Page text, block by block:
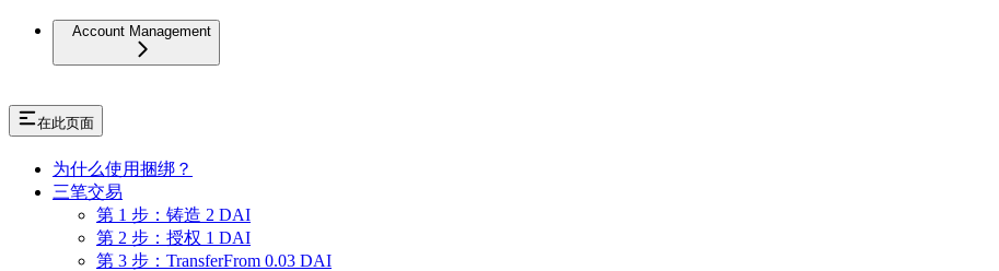
Account Management
在此页面
为什么使用捆绑？
三笔交易
第 1 步：铸造 2 DAI
第 2 步：授权 1 DAI
第 3 步：TransferFrom 0.03 DAI